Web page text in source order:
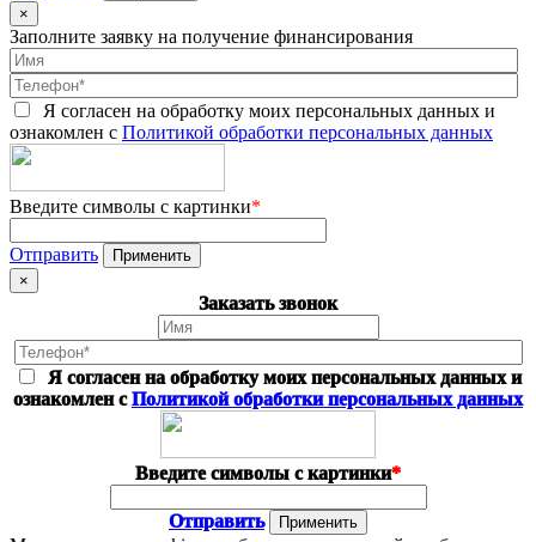
×
Заполните заявку на получение финансирования
Я согласен на обработку моих персональных данных и
ознакомлен с Политикой обработки персональных данных
Введите символы с картинки*
Отправить
×
Заказать звонок
Я согласен на обработку моих персональных данных и
ознакомлен сПолитикой обработки персональных данных
Введите символы с картинки*
Отправить